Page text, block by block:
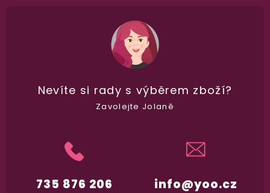
vypadá balíček.
Dodání do 2. dne
Na rychlosti záleží! Vše důležité máme
a okamžitě odesíláme.
Garance vrácení peněz
Máte na bezplatné vrácení zboží
info@yoo.cz
735 876 206
Nevíte si rady s výběrem zboží?
Zavolejte Jolaně